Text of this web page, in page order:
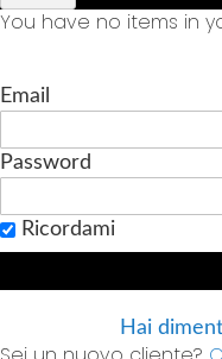
You have no items in
Email
Password
Ricordami
Hai